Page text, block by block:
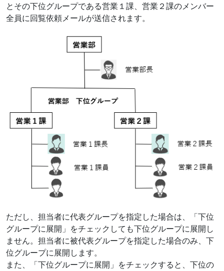
とその下位グループである営業１課、営業２課のメンバー
全員に回覧依頼メールが送信されます。
ただし、担当者に代表グループを指定した場合は、「下位
グループに展開」をチェックしても下位グループに展開し
ません。担当者に被代表グループを指定した場合のみ、下
位グループに展開します。
また、「下位グループに展開」をチェックすると、下位の